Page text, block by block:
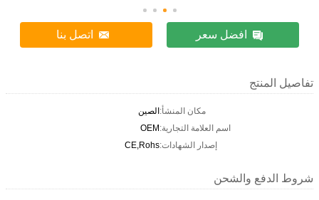
افضل سعر اتصل بنا
تفاصيل المنتج
مكان المنشأ:الصين
اسم العلامة التجارية:OEM
إصدار الشهادات:CE,Rohs
شروط الدفع والشحن